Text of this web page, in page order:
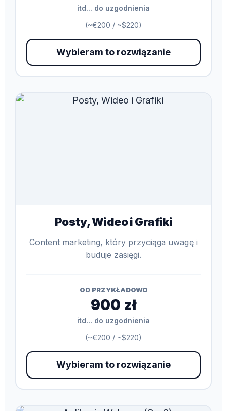
itd... do uzgodnienia
(~€200 / ~$220)
Wybieram to rozwiązanie
Posty, Wideo i Grafiki
Content marketing, który przyciąga uwagę i
buduje zasięgi.
OD PRZYKŁADOWO
900 zł
itd... do uzgodnienia
(~€200 / ~$220)
Wybieram to rozwiązanie